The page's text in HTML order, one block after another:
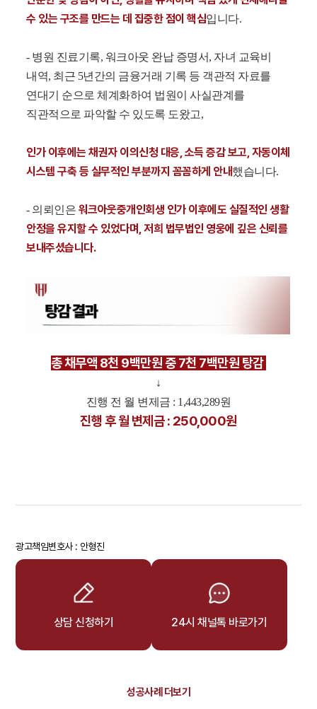
수 있는 구조를 만드는 데 집중한 점이 핵심입니다.
- 병원 진료기록, 워크아웃 완납 증명서, 자녀 교육비
내역, 최근 5년간의 금융거래 기록 등 객관적 자료를
연대기 순으로 체계화하여 법원이 사실관계를
직관적으로 파악할 수 있도록 도왔고,
인가 이후에는 채권자 이의신청 대응, 소득 증감 보고, 자동이체
시스템 구축 등 실무적인 부분까지 꼼꼼하게 안내했습니다.
- 의뢰인은 워크아웃중개인회생 인가 이후에도 실질적인 생활
안정을 유지할 수 있었다며, 저희 법무법인 영웅에 깊은 신뢰를
보내주셨습니다.
총 채무액 8천 9백만원 중 7천 7백만원 탕감
↓
진행 전 월 변제금 : 1,443,289원
진행 후 월 변제금 : 250,000원
광고책임변호사 : 안형진
상담 신청하기 24시 채널톡 바로가기
성공사례 더보기